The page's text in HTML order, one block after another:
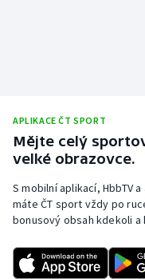
APLIKACE ČT SPORT
Mějte celý
velké obrazovce.
S mobilní aplikací, HbbTV
máte ČT sport vždy po
bonusový obsah kdekoli a